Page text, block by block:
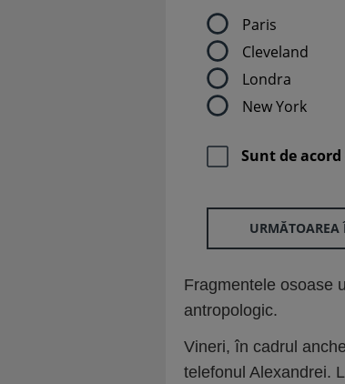
Paris
Cleveland
Londra
New York
Sunt de acord
URMĂTOAREA
Fragmentele osoase
antropologic.
Vineri, în cadrul
telefonul Alexandrei.